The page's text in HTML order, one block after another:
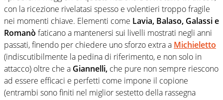
con la ricezione rivelatasi spesso e volentieri troppo fragile
nei momenti chiave. Elementi come Lavia, Balaso, Galassi e
Romanò faticano a mantenersi sui livelli mostrati negli anni
passati, finendo per chiedere uno sforzo extra a Michieletto
(indiscutibilmente la pedina di riferimento, e non solo in
attacco) oltre che a Giannelli, che pure non sempre riescono
ad essere efficaci e perfetti come impone il copione
(entrambi sono finiti nel miglior sestetto della rassegna